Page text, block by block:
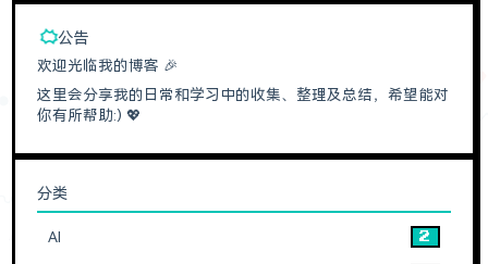
公告
欢迎光临我的博客 🎉
这里会分享我的日常和学习中的收集、整理及总结，希望能对
你有所帮助:) 💖
分类
AI 2